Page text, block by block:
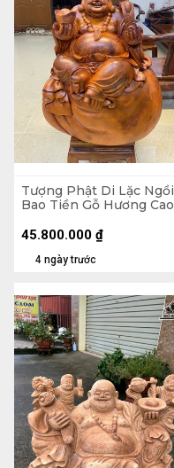
Tượng Phật Di Lặc Ngồi
Bao Tiền Gỗ Hương Cao
- 155kg
4 ngày trước
45.800.000 ₫